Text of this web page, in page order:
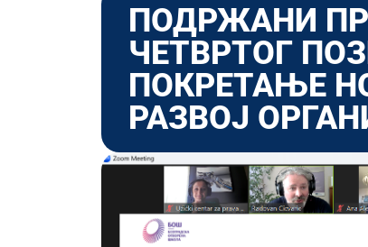
ПОДРЖАНИ
ЧЕТВРТОГ
ПОКРЕТАЊЕ
РАЗВОЈ